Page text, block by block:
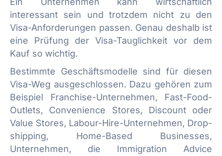
interessant sein und trotzdem nicht zu den
Visa-Anforderungen passen. Genau deshalb ist
eine Prüfung der Visa-Tauglichkeit vor dem
Kauf so wichtig.
Bestimmte Geschäftsmodelle sind für diesen
Visa-Weg ausgeschlossen. Dazu gehören zum
Beispiel Franchise-Unternehmen, Fast-Food-
Outlets, Convenience Stores, Discount oder
Value Stores, Labour-Hire-Unternehmen, Drop-
shipping, Home-Based Businesses,
Unternehmen, die Immigration Advice